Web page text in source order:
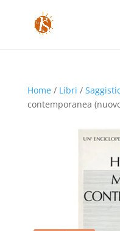
Home/ Libri /
contemporanea